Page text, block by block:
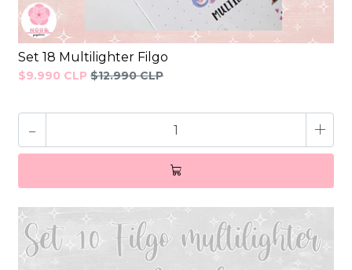
Set 18 Multilighter Filgo
$9.990 CLP $12.990 CLP
- +